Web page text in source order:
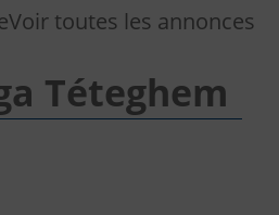
Voir toutes les annonces
Téteghem